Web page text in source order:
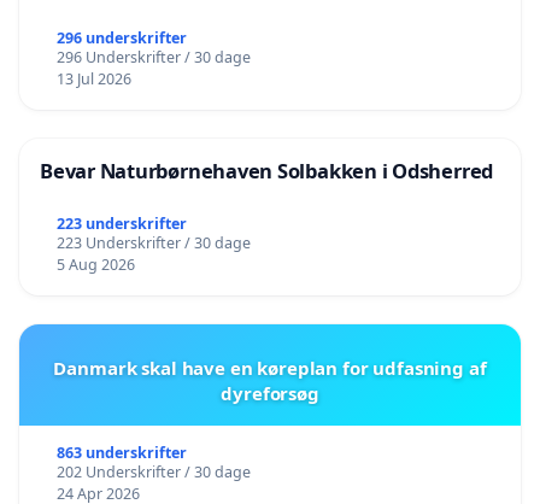
296 underskrifter
296 Underskrifter / 30 dage
13 Jul 2026
Bevar Naturbørnehaven Solbakken i Odsherred
223 underskrifter
223 Underskrifter / 30 dage
5 Aug 2026
Danmark skal have en køreplan for udfasning af
dyreforsøg
863 underskrifter
202 Underskrifter / 30 dage
24 Apr 2026